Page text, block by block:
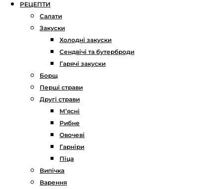
РЕЦЕПТИ
Салати
Закуски
Холодні закуски
Сендвічі та бутерброди
Гарячі закуски
Борщ
Перші страви
Другі страви
М’ясні
Рибне
Овочеві
Гарніри
Піца
Випічка
Варення